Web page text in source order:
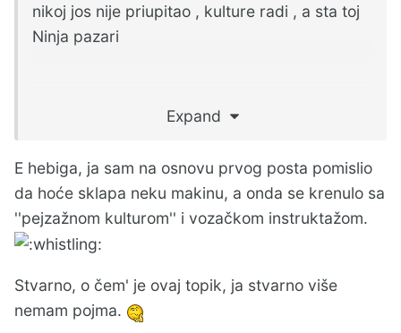
nikoj jos nije priupitao , kulture radi , a sta toj
Ninja pazari
ne daj Boze da je priupit'o kakve snove ima
Expand
E hebiga, ja sam na osnovu prvog posta pomislio
da hoće sklapa neku makinu, a onda se krenulo sa
''pejzažnom kulturom'' i vozačkom instruktažom.
Stvarno, o čem' je ovaj topik, ja stvarno više
nemam pojma.